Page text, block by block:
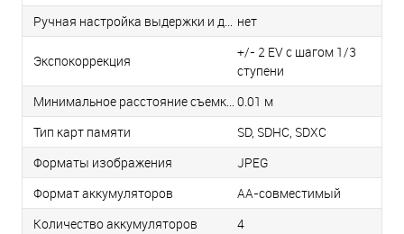
Ручная настройка выдержки и диафрагмы нет
Экспокоррекция
+/- 2 EV с шагом 1/3
ступени
Минимальное расстояние съемки 0.01 м
Тип карт памяти
SD, SDHC, SDXC
Форматы изображения
JPEG
Формат аккумуляторов
AA-совмеcтимый
Количество аккумуляторов
4